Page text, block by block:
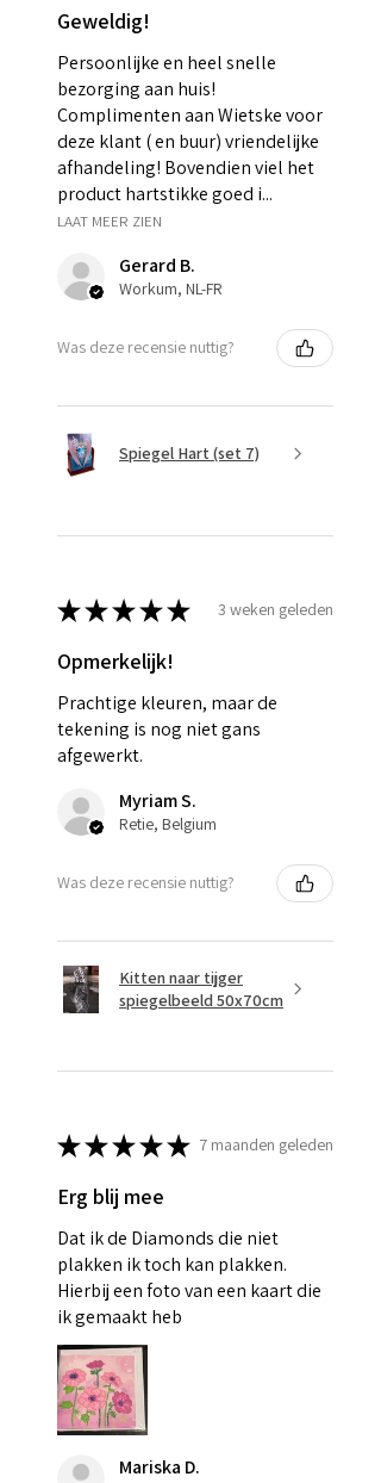
Geweldig!
Persoonlijke en heel snelle
bezorging aan huis!
Complimenten aan Wietske voor
deze klant ( en buur) vriendelijke
afhandeling! Bovendien viel het
product hartstikke goed i...
LAAT MEER ZIEN
Gerard B.
Workum, NL-FR
Was deze recensie nuttig?
Spiegel Hart (set 7)
★★★★★ 3 weken geleden
Opmerkelijk!
Prachtige kleuren, maar de
tekening is nog niet gans
afgewerkt.
Myriam S.
Retie, Belgium
Was deze recensie nuttig?
Kitten naar tijger
spiegelbeeld 50x70cm
★★★★★ 7 maanden geleden
Erg blij mee
Dat ik de Diamonds die niet
plakken ik toch kan plakken.
Hierbij een foto van een kaart die
ik gemaakt heb
Mariska D.